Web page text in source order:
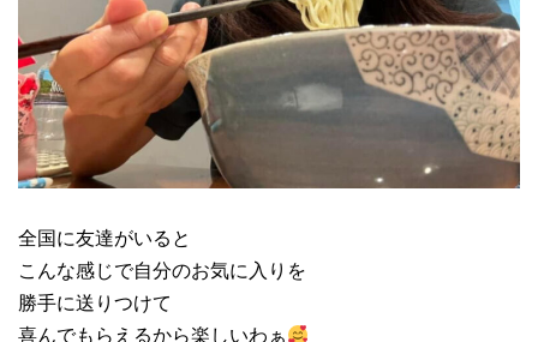
全国に友達がいると
こんな感じで自分のお気に入りを
勝手に送りつけて
喜んでもらえるから楽しいわぁ